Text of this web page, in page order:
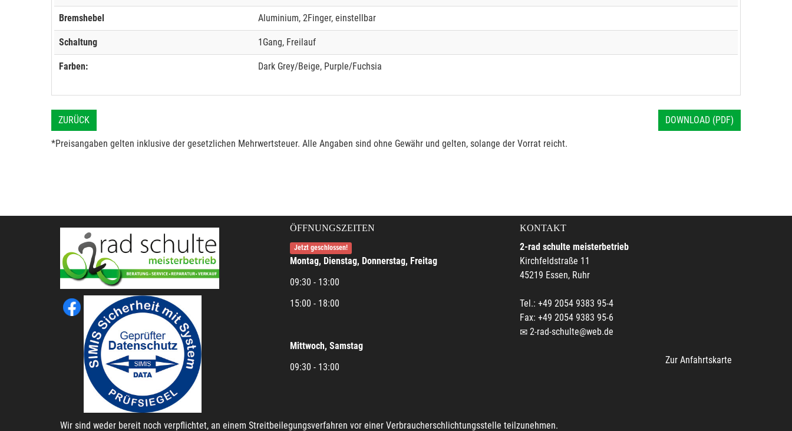
Bremshebel Aluminium, 2Finger, einstellbar
Schaltung 1Gang, Freilauf
Farben: Dark Grey/Beige, Purple/Fuchsia
ZURÜCK DOWNLOAD (PDF)
*Preisangaben gelten inklusive der gesetzlichen Mehrwertsteuer. Alle Angaben sind ohne Gewähr und gelten, solange der Vorrat reicht.
ÖFFNUNGSZEITEN
Jetzt geschlossen!
Montag, Dienstag, Donnerstag, Freitag
09:30 - 13:00
15:00 - 18:00
Mittwoch, Samstag
09:30 - 13:00
KONTAKT
2-rad schulte meisterbetrieb
Kirchfeldstraße 11
45219 Essen, Ruhr
Tel.: +49 2054 9383 95-4
Fax: +49 2054 9383 95-6
2-rad-schulte@web.de
Zur Anfahrtskarte
Wir sind weder bereit noch verpflichtet, an einem Streitbeilegungsverfahren vor einer Verbraucherschlichtungsstelle teilzunehmen.